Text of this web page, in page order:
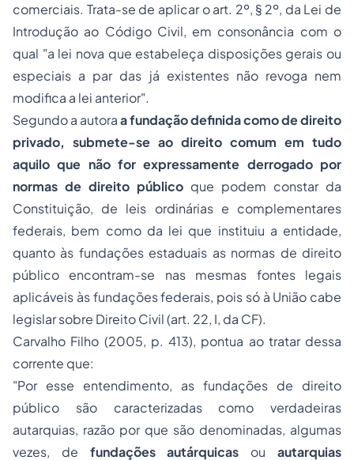
comerciais. Trata-se de aplicar o art. 2º, § 2º, da Lei de
Introdução ao Código Civil, em consonância com o
qual "a lei nova que estabeleça disposições gerais ou
especiais a par das já existentes não revoga nem
modifica a lei anterior".
Segundo a autoraa fundação definida como de direito
privado, submete-se ao direito comum em tudo
aquilo que não for expressamente derrogado por
normas de direito público que podem constar da
Constituição, de leis ordinárias e complementares
federais, bem como da lei que instituiu a entidade,
quanto às fundações estaduais as normas de direito
público encontram-se nas mesmas fontes legais
aplicáveis às fundações federais, pois só à União cabe
legislar sobre Direito Civil(art. 22, I, da CF).
Carvalho Filho (2005, p. 413), pontua ao tratar dessa
corrente que:
"Por esse entendimento, as fundações de direito
público são caracterizadas como verdadeiras
autarquias, razão por que são denominadas, algumas
vezes, de fundações autárquicas ouautarquias